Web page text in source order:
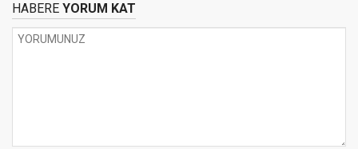
HABERE YORUM KAT